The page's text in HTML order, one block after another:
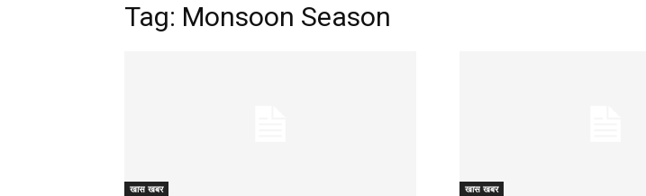
Tag: Monsoon Season
खास खबर खास खबर